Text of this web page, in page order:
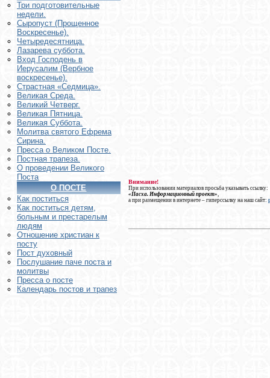
Три подготовительные
недели.
Сыропуст (Прощенное
Воскресенье).
Четыредесятница.
Лазарева суббота.
Вход Господень в
Иерусалим (Вербное
воскресенье).
Страстная «Седмица».
Великая Среда.
Великий Четверг.
Великая Пятница.
Великая Суббота.
Молитва святого Ефрема
Сирина.
Пресса о Великом Посте.
Постная трапеза.
О проведении Великого
Поста
О ПОСТЕ
Как поститься
Как поститься детям,
больным и престарелым
людям
Отношение христиан к
посту
Пост духовный
Послушание паче поста и
молитвы
Пресса о посте
Календарь постов и трапез
Внимание!
При использовании материалов просьба указывать ссылку:
«Пасха. Информационный проект»,
а при размещении в интернете – гиперссылку на наш сайт: